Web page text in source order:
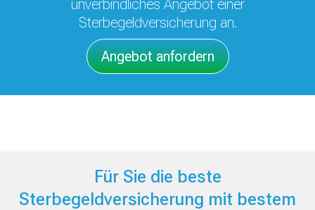
unverbindliches Angebot einer
Sterbegeldversicherung an.
Angebot anfordern
Für Sie die beste
Sterbegeldversicherung mit bestem